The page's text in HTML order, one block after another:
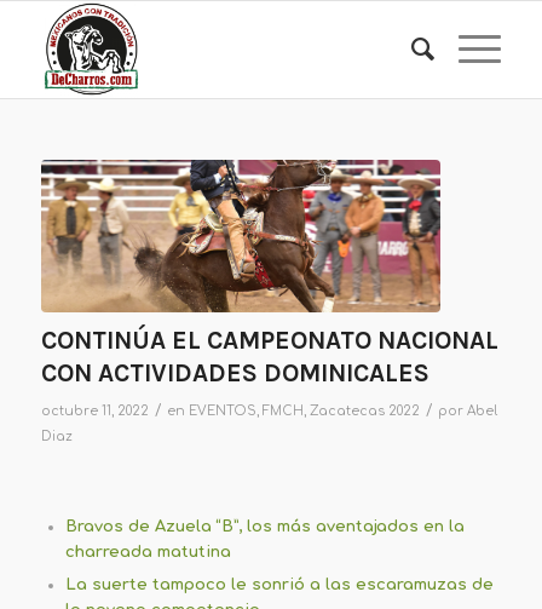
CONTINÚA EL CAMPEONATO NACIONAL
CON ACTIVIDADES DOMINICALES
octubre 11, 2022 / en EVENTOS FMCH Zacatecas 2022 / por Abel
Diaz
Bravos de Azuela “B”, los más aventajados en la
charreada matutina
La suerte tampoco le sonrió a las escaramuzas de